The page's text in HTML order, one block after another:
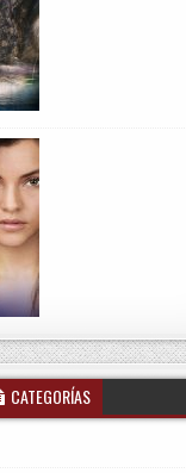
CATEGORÍAS